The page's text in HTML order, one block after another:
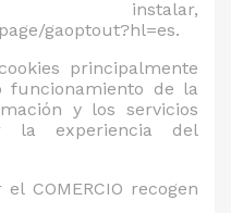
instalar,
gaoptout?hl=es.
principalmente
funcionamiento de la
y los servicios
la experiencia del
COMERCIO recogen